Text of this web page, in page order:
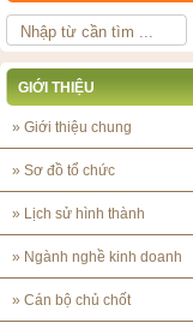
GIỚI THIỆU
» Giới thiệu chung
» Sơ đồ tổ chức
» Lịch sử hình thành
» Ngành nghề kinh doanh
» Cán bộ chủ chốt